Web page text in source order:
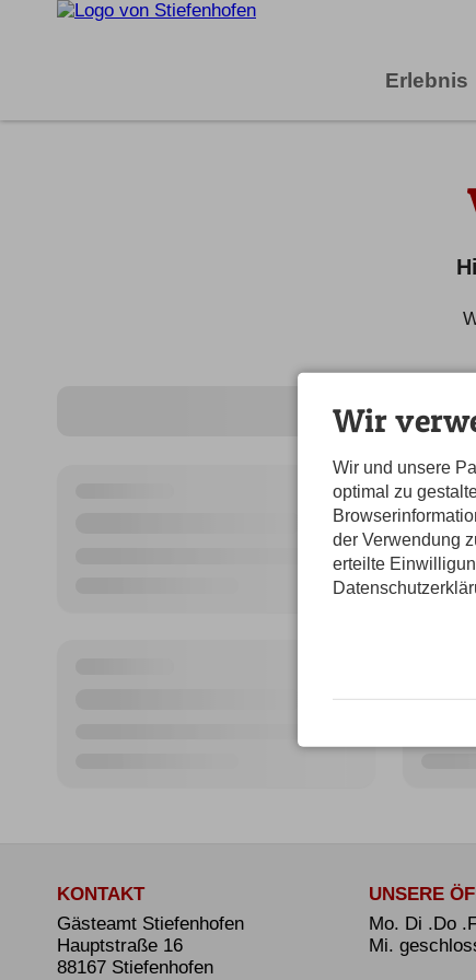
Erlebnis
KONTAKT
Gästeamt Stiefenhofen
Hauptstraße 16
88167 Stiefenhofen
UNSERE
Mo. Di .Do
Mi.
Wir
Wir und unsere
optimal zu
der Verwendung
erteilte